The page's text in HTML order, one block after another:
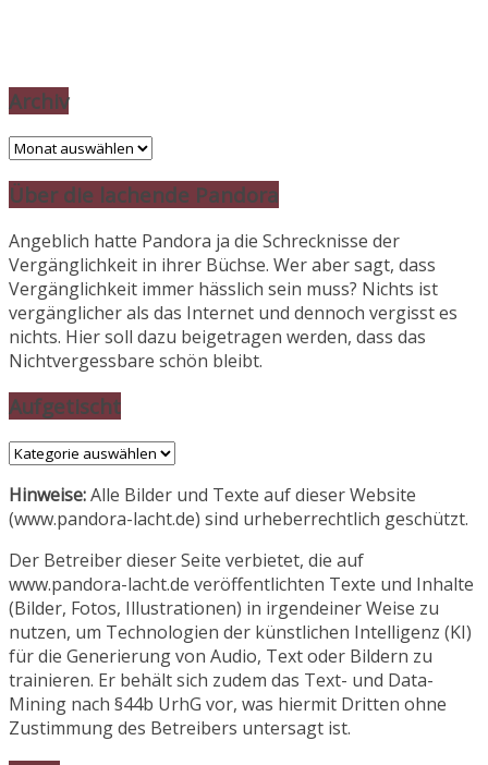
Archiv
Archiv
Über die lachende Pandora
Angeblich hatte Pandora ja die Schrecknisse der
Vergänglichkeit in ihrer Büchse. Wer aber sagt, dass
Vergänglichkeit immer hässlich sein muss? Nichts ist
vergänglicher als das Internet und dennoch vergisst es
nichts. Hier soll dazu beigetragen werden, dass das
Nichtvergessbare schön bleibt.
Aufgetischt
Aufgetischt
Hinweise:Alle Bilder und Texte auf dieser Website
(www.pandora-lacht.de) sind urheberrechtlich geschützt.
Der Betreiber dieser Seite verbietet, die auf
www.pandora-lacht.de veröffentlichten Texte und Inhalte
(Bilder, Fotos, Illustrationen) in irgendeiner Weise zu
nutzen, um Technologien der künstlichen Intelligenz (KI)
für die Generierung von Audio, Text oder Bildern zu
trainieren. Er behält sich zudem das Text- und Data-
Mining nach §44b UrhG vor, was hiermit Dritten ohne
Zustimmung des Betreibers untersagt ist.